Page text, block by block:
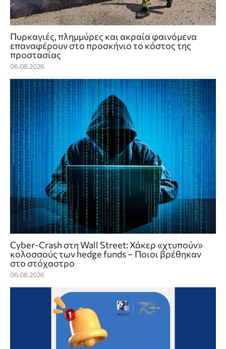
Πυρκαγιές, πλημμύρες και ακραία φαινόμενα
επαναφέρουν στο προσκήνιο το κόστος της
προστασίας
06.08.2026
Cyber-Crash στη Wall Street: Χάκερ «χτυπούν»
κολοσσούς των hedge funds – Ποιοι βρέθηκαν
στο στόχαστρο
06.08.2026